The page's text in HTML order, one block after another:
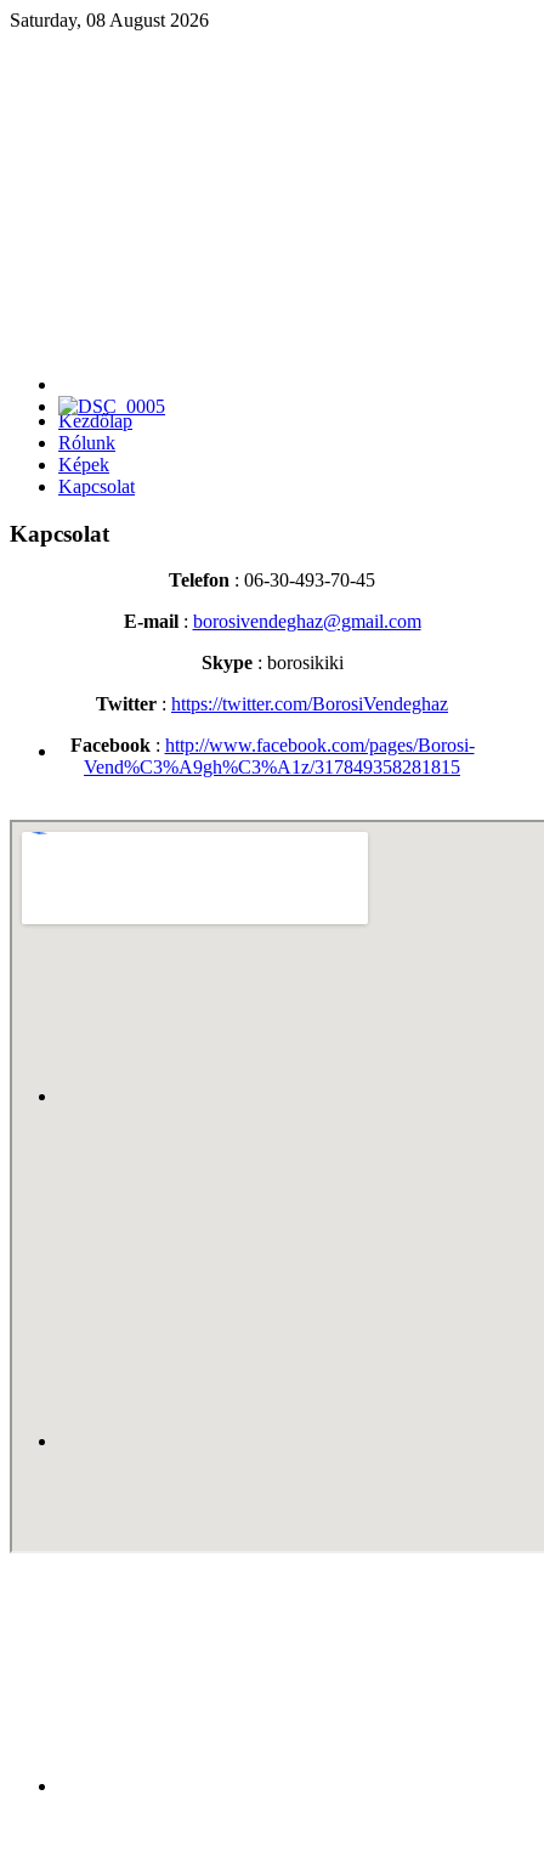
Saturday, 08 August 2026
Kezdőlap
Rólunk
Képek
Kapcsolat
Kapcsolat
Telefon : 06-30-493-70-45
E-mail: borosivendeghaz@gmail.com
Skype: borosikiki
Twitter : https://twitter.com/BorosiVendeghaz
Facebook: http://www.facebook.com/pages/Borosi-
Vend%C3%A9gh%C3%A1z/317849358281815